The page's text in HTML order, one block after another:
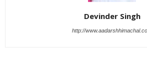
Devinder Singh
http://